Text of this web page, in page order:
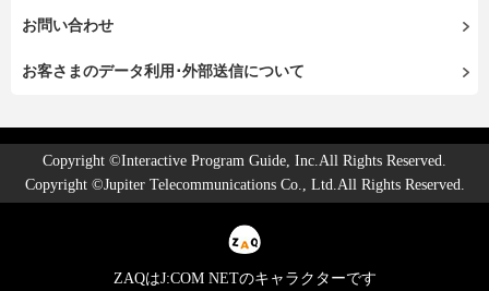
お問い合わせ
お客さまのデータ利用･外部送信について
Copyright ©Interactive Program Guide, Inc.All Rights Reserved.
Copyright ©Jupiter Telecommunications Co., Ltd.All Rights Reserved.
ZAQはJ:COM NETのキャラクターです